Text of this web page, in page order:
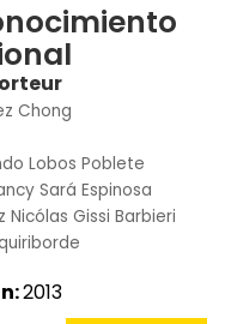
Chong
Lobos Poblete
Sará Espinosa
Nicólas Gissi Barbieri
2013